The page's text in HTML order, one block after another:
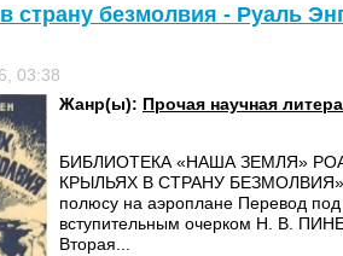
страну безмолвия - Руаль
03:38
Жанр(ы): Прочая научная
БИБЛИОТЕКА «НАША ЗЕМЛЯ»
КРЫЛЬЯХ В СТРАНУ БЕЗМОЛВИЯ»
полюсу на аэроплане Перевод
вступительным очерком Н. В.
Вторая...